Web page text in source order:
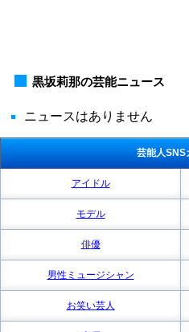
黒坂莉那の芸能ニュース
ニュースはありません
芸能人SNS
アイドル
モデル
俳優
男性ミュージシャン
お笑い芸人